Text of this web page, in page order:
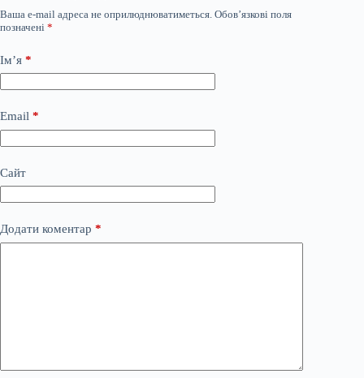
Ваша e-mail адреса не оприлюднюватиметься. Обов’язкові поля
позначені *
Ім’я *
Email *
Сайт
Додати коментар *